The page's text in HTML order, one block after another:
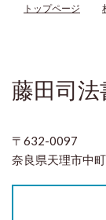
トップページ
藤田司
〒632-0097
奈良県天理市中